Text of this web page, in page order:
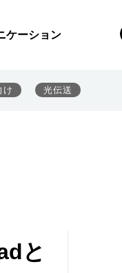
ケーション
け 光伝送
と